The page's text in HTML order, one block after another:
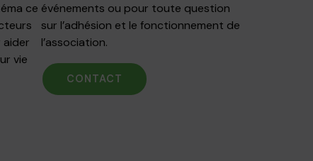
ce
aider
vie
événements ou pour toute question
sur l’adhésion et le fonctionnement de
l’association.
CONTACT